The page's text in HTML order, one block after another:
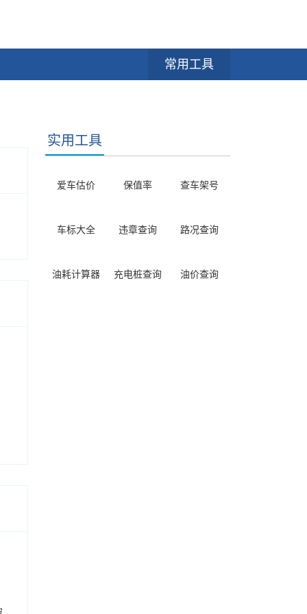
常用工具
实用工具
爱车估价 保值率 查车架号
车标大全 违章查询 路况查询
油耗计算器 充电桩查询 油价查询